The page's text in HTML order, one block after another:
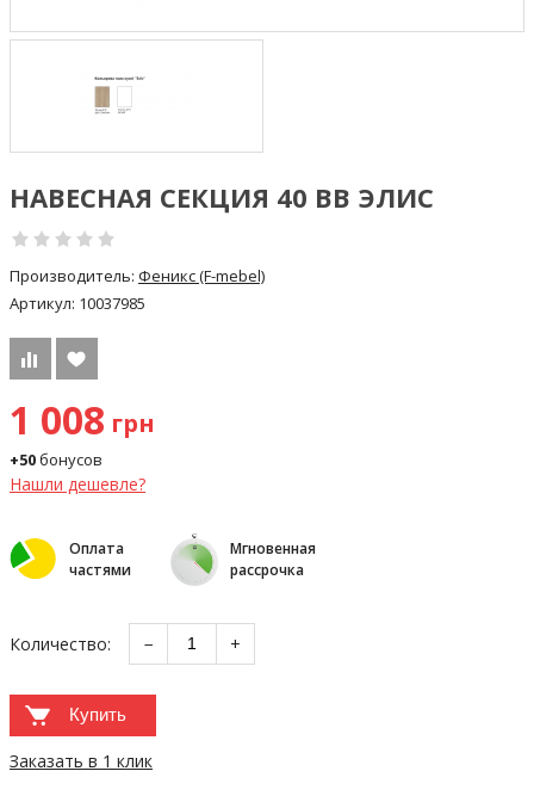
НАВЕСНАЯ СЕКЦИЯ 40 ВВ ЭЛИС
Производитель: Феникс (F-mebel)
Артикул: 10037985
1 008 грн
+50бонусов
Нашли дешевле?
Оплата
частями
Мгновенная
рассрочка
Количество: − +
Купить
Заказать в 1 клик